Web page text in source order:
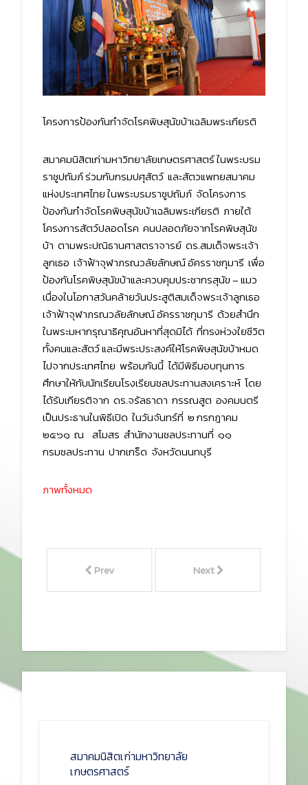
โครงการป้องกันกำจัดโรคพิษสุนัขบ้าเฉลิมพระเกียรติ ​
สมาคมนิสิตเก่ามหาวิทยาลัยเกษตรศาสตร์ ในพระบรม
ราชูปถัมภ์ ร่วมกับกรมปศุสัตว์ และสัตวแพทยสมาคม
แห่งประเทศไทย ในพระบรมราชูปถัมภ์ จัดโครงการ
ป้องกันกำจัดโรคพิษสุนัขบ้าเฉลิมพระเกียรติ ภายใต้
โครงการสัตว์ปลอดโรค คนปลอดภัยจากโรคพิษสุนัข
บ้า ตามพระปณิธานศาสตราจารย์ ดร.สมเด็จพระเจ้า
ลูกเธอ เจ้าฟ้าจุฬาภรณวลัยลักษณ์ อัครราชกุมารี เพื่อ
ป้องกันโรคพิษสุนัขบ้าและควบคุมประชากรสุนัข – แมว
เนื่องในโอกาสวันคล้ายวันประสูติสมเด็จพระเจ้าลูกเธอ
เจ้าฟ้าจุฬาภรณวลัยลักษณ์ อัครราชกุมารี ด้วยสำนึก
ในพระมหากรุณาธิคุณอันหาที่สุดมิได้ ที่ทรงห่วงใยชีวิต
ทั้งคนและสัตว์ และมีพระประสงค์ให้โรคพิษสุนัขบ้าหมด
ไปจากประเทศไทย พร้อมกันนี้ ได้มีพิธีมอบทุนการ
ศึกษาให้กับนักเรียนโรงเรียนชลประทานสงเคราะห์ โดย
ได้รับเกียรติจาก ดร.จรัลธาดา กรรณสูต องคมนตรี
เป็นประธานในพิธีเปิด ในวันจันทร์ที่ ๒ กรกฎาคม
๒๕๖๑ ณ สโมสร สำนักงานชลประทานที่ ๑๑
กรมชลประทาน ปากเกร็ด จังหวัดนนทบุรี
ภาพทั้งหมด
Prev Next
สมาคมนิสิตเก่ามหาวิทยาลัย
เกษตรศาสตร์